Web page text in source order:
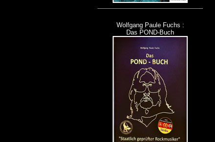
Wolfgang Paule Fuchs :
Das POND-Buch